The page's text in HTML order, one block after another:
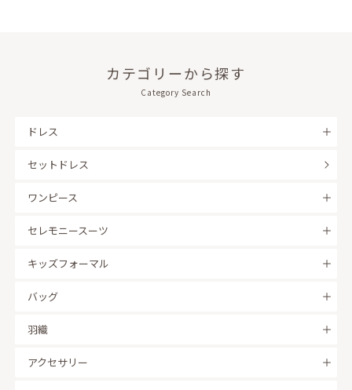
カテゴリーから探す
Category Search
ドレス
セットドレス
ワンピース
セレモニースーツ
キッズフォーマル
バッグ
羽織
アクセサリー